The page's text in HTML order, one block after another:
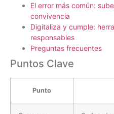
El error más común:
convivencia
Digitaliza y cumple:
responsables
Preguntas frecuentes
Puntos Clave
Punto